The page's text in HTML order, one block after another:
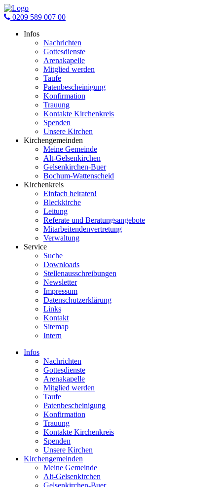
0209 589 007 00
Infos
Nachrichten
Gottesdienste
Arenakapelle
Mitglied werden
Taufe
Patenbescheinigung
Konfirmation
Trauung
Kontakte Kirchenkreis
Spenden
Unsere Kirchen
Kirchengemeinden
Meine Gemeinde
Alt-Gelsenkirchen
Gelsenkirchen-Buer
Bochum-Wattenscheid
Kirchenkreis
Einfach heiraten!
Bleckkirche
Leitung
Referate und Beratungsangebote
Mitarbeitendenvertretung
Verwaltung
Service
Suche
Downloads
Stellenausschreibungen
Newsletter
Impressum
Datenschutzerklärung
Links
Kontakt
Sitemap
Intern
Infos
Nachrichten
Gottesdienste
Arenakapelle
Mitglied werden
Taufe
Patenbescheinigung
Konfirmation
Trauung
Kontakte Kirchenkreis
Spenden
Unsere Kirchen
Kirchengemeinden
Meine Gemeinde
Alt-Gelsenkirchen
Gelsenkirchen-Buer